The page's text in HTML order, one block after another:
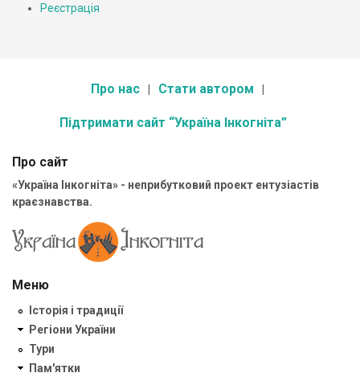
Реєстрація
Про нас Стати автором
Підтримати сайт “Україна Інкогніта”
Про сайт
«Україна Інкогніта» - неприбутковий проект ентузіастів
краєзнавства.
Меню
Історія і традиції
Регіони України
Тури
Пам'ятки